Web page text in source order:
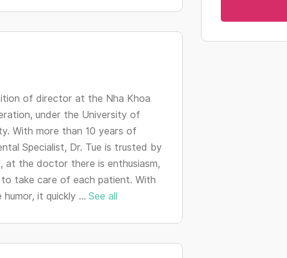
of director at the Nha Khoa
under the University of
With more than 10 years of
Specialist, Dr. Tue is trusted by
at the doctor there is enthusiasm,
to take care of each patient. With
it quickly ... See all
get